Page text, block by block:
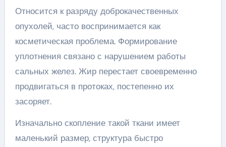
Относится к разряду доброкачественных
опухолей, часто воспринимается как
косметическая проблема. Формирование
уплотнения связано с нарушением работы
сальных желез. Жир перестает своевременно
продвигаться в протоках, постепенно их
засоряет.
Изначально скопление такой ткани имеет
маленький размер, структура быстро